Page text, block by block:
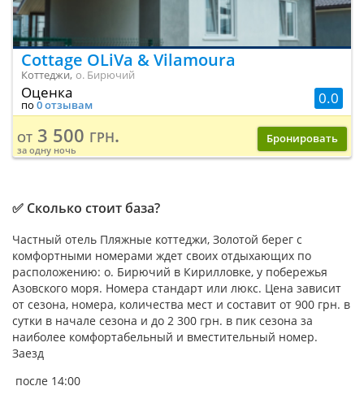
Cottage OLiVa & Vilamoura
Коттеджи, о. Бирючий
0.0
Оценка
по 0 отзывам
от 3 500 грн.
за одну ночь
Бронировать
✅ Сколько стоит база?
Частный отель Пляжные коттеджи, Золотой берег с
комфортными номерами ждет своих отдыхающих по
расположению: о. Бирючий в Кирилловке, у побережья
Азовского моря. Номера стандарт или люкс. Цена зависит
от сезона, номера, количества мест и составит от 900 грн. в
сутки в начале сезона и до 2 300 грн. в пик сезона за
наиболее комфортабельный и вместительный номер.
Заезд
после 14:00